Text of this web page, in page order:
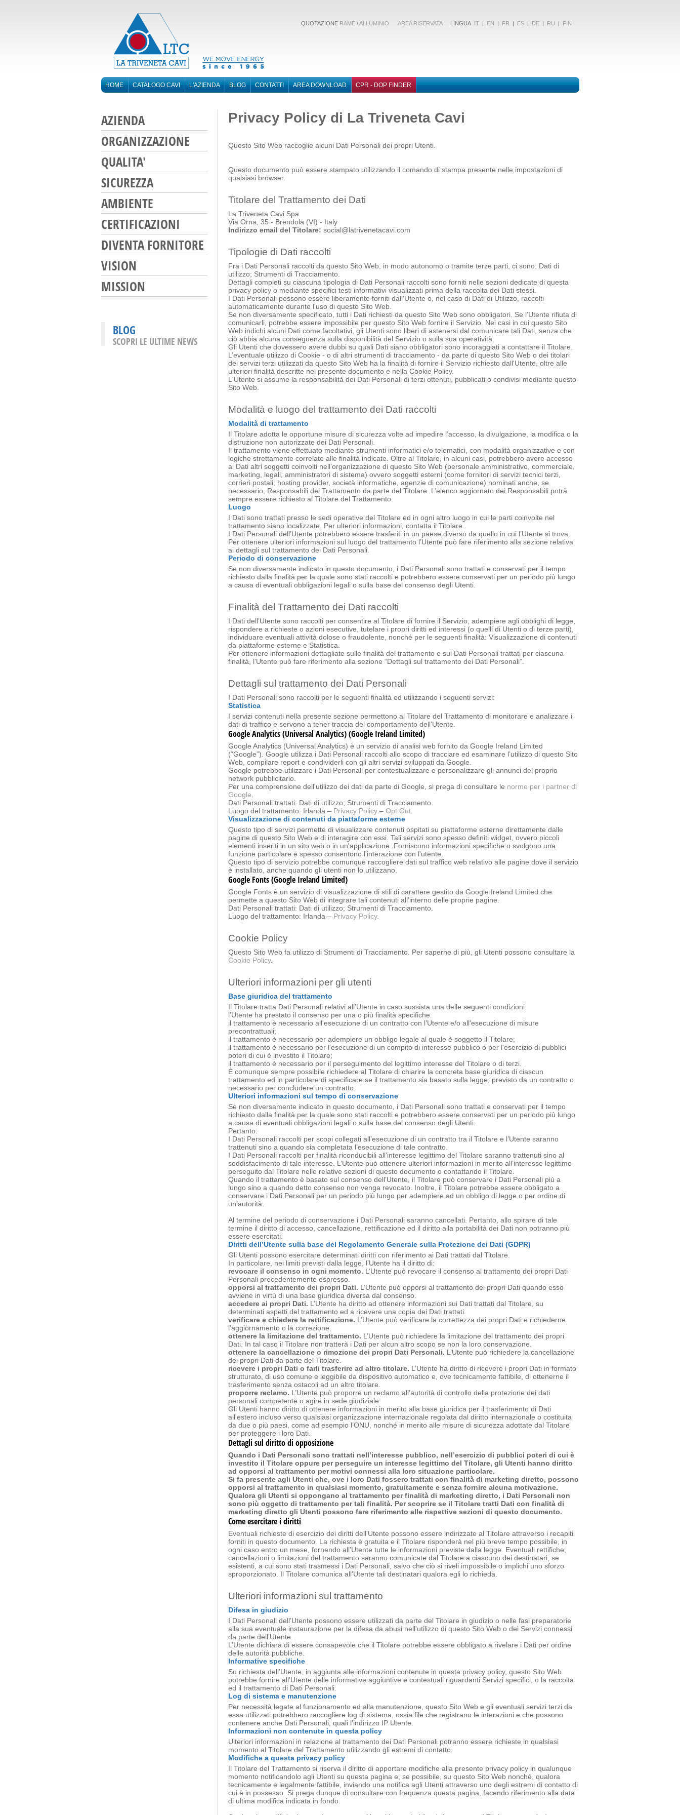
QUOTAZIONE RAME/ALLUMINIO AREA RISERVATALINGUA IT| EN | FR | ES| DE| RU | FIN
HOME CATALOGO CAVI L'AZIENDA BLOG CONTATTI AREA DOWNLOAD CPR - DOP FINDER
AZIENDA
ORGANIZZAZIONE
QUALITA'
SICUREZZA
AMBIENTE
CERTIFICAZIONI
DIVENTA FORNITORE
VISION
MISSION
BLOG
SCOPRI LE ULTIME NEWS
Privacy Policy di La Triveneta Cavi
Questo Sito Web raccoglie alcuni Dati Personali dei propri Utenti.
Questo documento può essere stampato utilizzando il comando di stampa presente nelle impostazioni di
qualsiasi browser.
Titolare del Trattamento dei Dati
La Triveneta Cavi Spa
Via Orna, 35 - Brendola (VI) - Italy
Indirizzo email del Titolare: social@latrivenetacavi.com
Tipologie di Dati raccolti
Fra i Dati Personali raccolti da questo Sito Web, in modo autonomo o tramite terze parti, ci sono: Dati di
utilizzo; Strumenti di Tracciamento.
Dettagli completi su ciascuna tipologia di Dati Personali raccolti sono forniti nelle sezioni dedicate di questa
privacy policy o mediante specifici testi informativi visualizzati prima della raccolta dei Dati stessi.
I Dati Personali possono essere liberamente forniti dall'Utente o, nel caso di Dati di Utilizzo, raccolti
automaticamente durante l'uso di questo Sito Web.
Se non diversamente specificato, tutti i Dati richiesti da questo Sito Web sono obbligatori. Se l’Utente rifiuta di
comunicarli, potrebbe essere impossibile per questo Sito Web fornire il Servizio. Nei casi in cui questo Sito
Web indichi alcuni Dati come facoltativi, gli Utenti sono liberi di astenersi dal comunicare tali Dati, senza che
ciò abbia alcuna conseguenza sulla disponibilità del Servizio o sulla sua operatività.
Gli Utenti che dovessero avere dubbi su quali Dati siano obbligatori sono incoraggiati a contattare il Titolare.
L’eventuale utilizzo di Cookie - o di altri strumenti di tracciamento - da parte di questo Sito Web o dei titolari
dei servizi terzi utilizzati da questo Sito Web ha la finalità di fornire il Servizio richiesto dall'Utente, oltre alle
ulteriori finalità descritte nel presente documento e nella Cookie Policy.
L'Utente si assume la responsabilità dei Dati Personali di terzi ottenuti, pubblicati o condivisi mediante questo
Sito Web.
Modalità e luogo del trattamento dei Dati raccolti
Modalità di trattamento
Il Titolare adotta le opportune misure di sicurezza volte ad impedire l’accesso, la divulgazione, la modifica o la
distruzione non autorizzate dei Dati Personali.
Il trattamento viene effettuato mediante strumenti informatici e/o telematici, con modalità organizzative e con
logiche strettamente correlate alle finalità indicate. Oltre al Titolare, in alcuni casi, potrebbero avere accesso
ai Dati altri soggetti coinvolti nell’organizzazione di questo Sito Web (personale amministrativo, commerciale,
marketing, legali, amministratori di sistema) ovvero soggetti esterni (come fornitori di servizi tecnici terzi,
corrieri postali, hosting provider, società informatiche, agenzie di comunicazione) nominati anche, se
necessario, Responsabili del Trattamento da parte del Titolare. L’elenco aggiornato dei Responsabili potrà
sempre essere richiesto al Titolare del Trattamento.
Luogo
I Dati sono trattati presso le sedi operative del Titolare ed in ogni altro luogo in cui le parti coinvolte nel
trattamento siano localizzate. Per ulteriori informazioni, contatta il Titolare.
I Dati Personali dell’Utente potrebbero essere trasferiti in un paese diverso da quello in cui l’Utente si trova.
Per ottenere ulteriori informazioni sul luogo del trattamento l’Utente può fare riferimento alla sezione relativa
ai dettagli sul trattamento dei Dati Personali.
Periodo di conservazione
Se non diversamente indicato in questo documento, i Dati Personali sono trattati e conservati per il tempo
richiesto dalla finalità per la quale sono stati raccolti e potrebbero essere conservati per un periodo più lungo
a causa di eventuali obbligazioni legali o sulla base del consenso degli Utenti.
Finalità del Trattamento dei Dati raccolti
I Dati dell’Utente sono raccolti per consentire al Titolare di fornire il Servizio, adempiere agli obblighi di legge,
rispondere a richieste o azioni esecutive, tutelare i propri diritti ed interessi (o quelli di Utenti o di terze parti),
individuare eventuali attività dolose o fraudolente, nonché per le seguenti finalità: Visualizzazione di contenuti
da piattaforme esterne e Statistica.
Per ottenere informazioni dettagliate sulle finalità del trattamento e sui Dati Personali trattati per ciascuna
finalità, l’Utente può fare riferimento alla sezione “Dettagli sul trattamento dei Dati Personali”.
Dettagli sul trattamento dei Dati Personali
I Dati Personali sono raccolti per le seguenti finalità ed utilizzando i seguenti servizi:
Statistica
I servizi contenuti nella presente sezione permettono al Titolare del Trattamento di monitorare e analizzare i
dati di traffico e servono a tener traccia del comportamento dell’Utente.
Google Analytics (Universal Analytics) (Google Ireland Limited)
Google Analytics (Universal Analytics) è un servizio di analisi web fornito da Google Ireland Limited
(“Google”). Google utilizza i Dati Personali raccolti allo scopo di tracciare ed esaminare l’utilizzo di questo Sito
Web, compilare report e condividerli con gli altri servizi sviluppati da Google.
Google potrebbe utilizzare i Dati Personali per contestualizzare e personalizzare gli annunci del proprio
network pubblicitario.
Per una comprensione dell'utilizzo dei dati da parte di Google, si prega di consultare le norme per i partner di
Google
Dati Personali trattati: Dati di utilizzo; Strumenti di Tracciamento.
Luogo del trattamento: Irlanda – Privacy Policy– Opt Out.
Visualizzazione di contenuti da piattaforme esterne
Questo tipo di servizi permette di visualizzare contenuti ospitati su piattaforme esterne direttamente dalle
pagine di questo Sito Web e di interagire con essi. Tali servizi sono spesso definiti widget, ovvero piccoli
elementi inseriti in un sito web o in un'applicazione. Forniscono informazioni specifiche o svolgono una
funzione particolare e spesso consentono l'interazione con l'utente.
Questo tipo di servizio potrebbe comunque raccogliere dati sul traffico web relativo alle pagine dove il servizio
è installato, anche quando gli utenti non lo utilizzano.
Google Fonts (Google Ireland Limited)
Google Fonts è un servizio di visualizzazione di stili di carattere gestito da Google Ireland Limited che
permette a questo Sito Web di integrare tali contenuti all’interno delle proprie pagine.
Dati Personali trattati: Dati di utilizzo; Strumenti di Tracciamento.
Luogo del trattamento: Irlanda – Privacy Policy.
Cookie Policy
Questo Sito Web fa utilizzo di Strumenti di Tracciamento. Per saperne di più, gli Utenti possono consultare la
Cookie Policy.
Ulteriori informazioni per gli utenti
Base giuridica del trattamento
Il Titolare tratta Dati Personali relativi all’Utente in caso sussista una delle seguenti condizioni:
l’Utente ha prestato il consenso per una o più finalità specifiche.
il trattamento è necessario all'esecuzione di un contratto con l’Utente e/o all'esecuzione di misure
precontrattuali;
il trattamento è necessario per adempiere un obbligo legale al quale è soggetto il Titolare;
il trattamento è necessario per l'esecuzione di un compito di interesse pubblico o per l'esercizio di pubblici
poteri di cui è investito il Titolare;
il trattamento è necessario per il perseguimento del legittimo interesse del Titolare o di terzi.
È comunque sempre possibile richiedere al Titolare di chiarire la concreta base giuridica di ciascun
trattamento ed in particolare di specificare se il trattamento sia basato sulla legge, previsto da un contratto o
necessario per concludere un contratto.
Ulteriori informazioni sul tempo di conservazione
Se non diversamente indicato in questo documento, i Dati Personali sono trattati e conservati per il tempo
richiesto dalla finalità per la quale sono stati raccolti e potrebbero essere conservati per un periodo più lungo
a causa di eventuali obbligazioni legali o sulla base del consenso degli Utenti.
Pertanto:
I Dati Personali raccolti per scopi collegati all’esecuzione di un contratto tra il Titolare e l’Utente saranno
trattenuti sino a quando sia completata l’esecuzione di tale contratto.
I Dati Personali raccolti per finalità riconducibili all’interesse legittimo del Titolare saranno trattenuti sino al
soddisfacimento di tale interesse. L’Utente può ottenere ulteriori informazioni in merito all’interesse legittimo
perseguito dal Titolare nelle relative sezioni di questo documento o contattando il Titolare.
Quando il trattamento è basato sul consenso dell’Utente, il Titolare può conservare i Dati Personali più a
lungo sino a quando detto consenso non venga revocato. Inoltre, il Titolare potrebbe essere obbligato a
conservare i Dati Personali per un periodo più lungo per adempiere ad un obbligo di legge o per ordine di
un’autorità.
Al termine del periodo di conservazione i Dati Personali saranno cancellati. Pertanto, allo spirare di tale
termine il diritto di accesso, cancellazione, rettificazione ed il diritto alla portabilità dei Dati non potranno più
essere esercitati.
Diritti dell’Utente sulla base del Regolamento Generale sulla Protezione dei Dati (GDPR)
Gli Utenti possono esercitare determinati diritti con riferimento ai Dati trattati dal Titolare.
In particolare, nei limiti previsti dalla legge, l’Utente ha il diritto di:
revocare il consenso in ogni momento. L’Utente può revocare il consenso al trattamento dei propri Dati
Personali precedentemente espresso.
opporsi al trattamento dei propri Dati. L’Utente può opporsi al trattamento dei propri Dati quando esso
avviene in virtù di una base giuridica diversa dal consenso.
accedere ai propri Dati. L’Utente ha diritto ad ottenere informazioni sui Dati trattati dal Titolare, su
determinati aspetti del trattamento ed a ricevere una copia dei Dati trattati.
verificare e chiedere la rettificazione. L’Utente può verificare la correttezza dei propri Dati e richiederne
l’aggiornamento o la correzione.
ottenere la limitazione del trattamento. L’Utente può richiedere la limitazione del trattamento dei propri
Dati. In tal caso il Titolare non tratterà i Dati per alcun altro scopo se non la loro conservazione.
ottenere la cancellazione o rimozione dei propri Dati Personali. L’Utente può richiedere la cancellazione
dei propri Dati da parte del Titolare.
ricevere i propri Dati o farli trasferire ad altro titolare. L’Utente ha diritto di ricevere i propri Dati in formato
strutturato, di uso comune e leggibile da dispositivo automatico e, ove tecnicamente fattibile, di ottenerne il
trasferimento senza ostacoli ad un altro titolare.
proporre reclamo. L’Utente può proporre un reclamo all’autorità di controllo della protezione dei dati
personali competente o agire in sede giudiziale.
Gli Utenti hanno diritto di ottenere informazioni in merito alla base giuridica per il trasferimento di Dati
all'estero incluso verso qualsiasi organizzazione internazionale regolata dal diritto internazionale o costituita
da due o più paesi, come ad esempio l’ONU, nonché in merito alle misure di sicurezza adottate dal Titolare
per proteggere i loro Dati.
Dettagli sul diritto di opposizione
Quando i Dati Personali sono trattati nell’interesse pubblico, nell’esercizio di pubblici poteri di cui è
investito il Titolare oppure per perseguire un interesse legittimo del Titolare, gli Utenti hanno diritto
ad opporsi al trattamento per motivi connessi alla loro situazione particolare.
Si fa presente agli Utenti che, ove i loro Dati fossero trattati con finalità di marketing diretto, possono
opporsi al trattamento in qualsiasi momento, gratuitamente e senza fornire alcuna motivazione.
Qualora gli Utenti si oppongano al trattamento per finalità di marketing diretto, i Dati Personali non
sono più oggetto di trattamento per tali finalità. Per scoprire se il Titolare tratti Dati con finalità di
marketing diretto gli Utenti possono fare riferimento alle rispettive sezioni di questo documento.
Come esercitare i diritti
Eventuali richieste di esercizio dei diritti dell'Utente possono essere indirizzate al Titolare attraverso i recapiti
forniti in questo documento. La richiesta è gratuita e il Titolare risponderà nel più breve tempo possibile, in
ogni caso entro un mese, fornendo all’Utente tutte le informazioni previste dalla legge. Eventuali rettifiche,
cancellazioni o limitazioni del trattamento saranno comunicate dal Titolare a ciascuno dei destinatari, se
esistenti, a cui sono stati trasmessi i Dati Personali, salvo che ciò si riveli impossibile o implichi uno sforzo
sproporzionato. Il Titolare comunica all'Utente tali destinatari qualora egli lo richieda.
Ulteriori informazioni sul trattamento
Difesa in giudizio
I Dati Personali dell’Utente possono essere utilizzati da parte del Titolare in giudizio o nelle fasi preparatorie
alla sua eventuale instaurazione per la difesa da abusi nell'utilizzo di questo Sito Web o dei Servizi connessi
da parte dell’Utente.
L’Utente dichiara di essere consapevole che il Titolare potrebbe essere obbligato a rivelare i Dati per ordine
delle autorità pubbliche.
Informative specifiche
Su richiesta dell’Utente, in aggiunta alle informazioni contenute in questa privacy policy, questo Sito Web
potrebbe fornire all'Utente delle informative aggiuntive e contestuali riguardanti Servizi specifici, o la raccolta
ed il trattamento di Dati Personali.
Log di sistema e manutenzione
Per necessità legate al funzionamento ed alla manutenzione, questo Sito Web e gli eventuali servizi terzi da
essa utilizzati potrebbero raccogliere log di sistema, ossia file che registrano le interazioni e che possono
contenere anche Dati Personali, quali l’indirizzo IP Utente.
Informazioni non contenute in questa policy
Ulteriori informazioni in relazione al trattamento dei Dati Personali potranno essere richieste in qualsiasi
momento al Titolare del Trattamento utilizzando gli estremi di contatto.
Modifiche a questa privacy policy
Il Titolare del Trattamento si riserva il diritto di apportare modifiche alla presente privacy policy in qualunque
momento notificandolo agli Utenti su questa pagina e, se possibile, su questo Sito Web nonché, qualora
tecnicamente e legalmente fattibile, inviando una notifica agli Utenti attraverso uno degli estremi di contatto di
cui è in possesso. Si prega dunque di consultare con frequenza questa pagina, facendo riferimento alla data
di ultima modifica indicata in fondo.